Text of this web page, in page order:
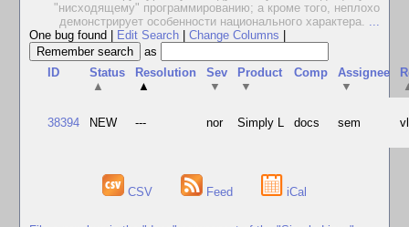
"нисходящему" программированию; а кроме того, неплохо
демонстрирует особенности национального характера. ...
One bug found
Edit Search Change Columns
as
ID
Status
▲
Resolution
▲
Sev
▼
Product
▼
Comp
Assignee
▼
38394 NEW --- nor Simply L docs sem
CSV Feed iCal